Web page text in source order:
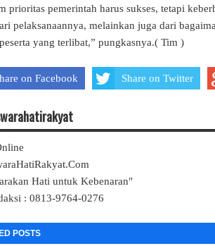
prioritas pemerintah harus sukses, tetapi
pelaksanaannya, melainkan juga dari
yang terlibat,” pungkasnya.( Tim )
on Facebook Share on Twitter
Hati untuk Kebenaran"
: 0813-9764-0276
POSTS